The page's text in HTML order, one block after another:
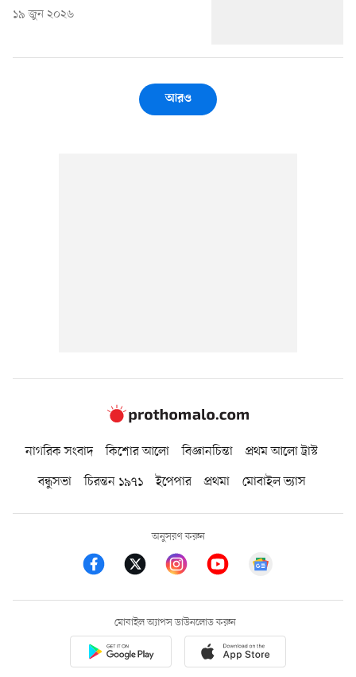
১৯ জুন ২০২৬
আরও
নাগরিক সংবাদ কিশোর আলো বিজ্ঞানচিন্তা
প্রথম আলো ট্রাস্ট
বন্ধুসভা
চিরন্তন ১৯৭১ ইপেপার প্রথমা মোবাইল ভ্যাস
অনুসরণ করুন
মোবাইল অ্যাপস ডাউনলোড করুন